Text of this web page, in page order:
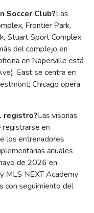
Soccer Club?Las
Frontier Park,
Stuart Sport Complex
del complejo en
en Naperville está
East se centra en
Chicago opera
registro?Las visorias
en
los entrenadores
anuales
de 2026 en
MLS NEXT Academy
con seguimiento del